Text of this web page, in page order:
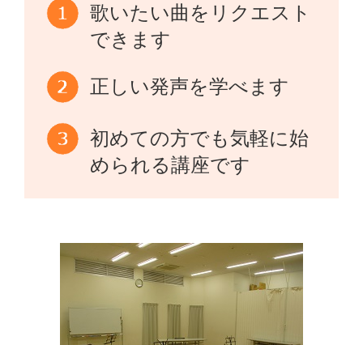
歌いたい曲をリクエスト
できます
正しい発声を学べます
初めての方でも気軽に始
められる講座です